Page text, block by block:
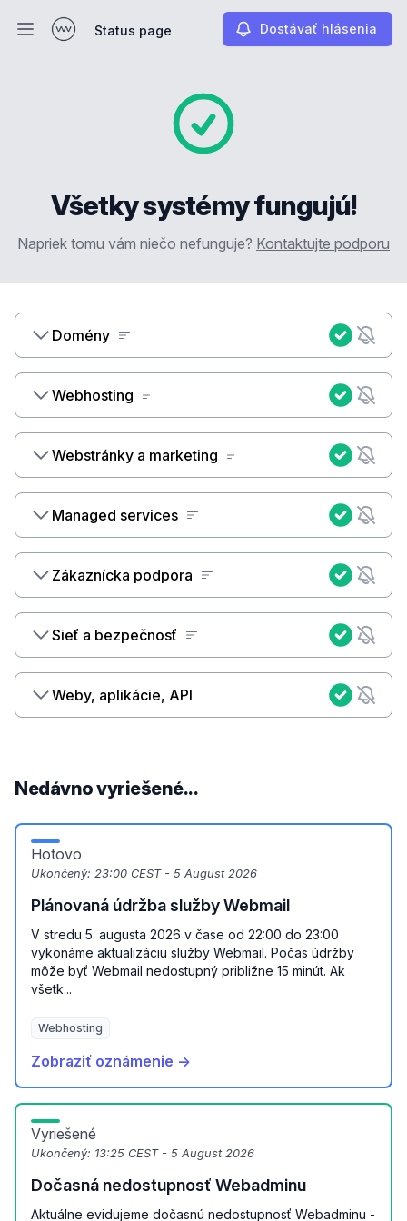
Otvoriť hlavné menu
Status page Dostávať hlásenia
Všetky systémy fungujú!
Napriek tomu vám niečo nefunguje? Kontaktujte podporu
Domény
Webhosting
Webstránky a marketing
Managed services
Zákaznícka podpora
Sieť a bezpečnosť
Weby, aplikácie, API
Nedávno vyriešené...
Hotovo
Ukončený: 23:00 CEST - 5 August 2026
Plánovaná údržba služby Webmail
V stredu 5. augusta 2026 v čase od 22:00 do 23:00
vykonáme aktualizáciu služby Webmail. Počas údržby
môže byť Webmail nedostupný približne 15 minút. Ak
všetk...
Webhosting
Zobraziť oznámenie →
Vyriešené
Ukončený: 13:25 CEST - 5 August 2026
Dočasná nedostupnosť Webadminu
Aktuálne evidujeme dočasnú nedostupnosť Webadminu -